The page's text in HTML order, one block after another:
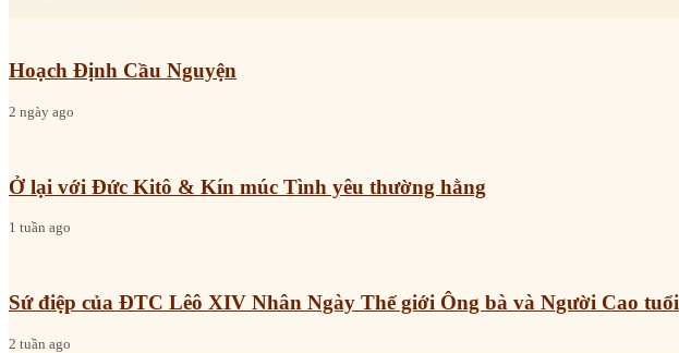
Hoạch Định Cầu Nguyện
2 ngày ago
Ở lại với Đức Kitô & Kín múc Tình yêu thường hằng
1 tuần ago
Sứ điệp của ĐTC Lêô XIV Nhân Ngày Thế giới Ông bà và Người Cao tuổi
2 tuần ago